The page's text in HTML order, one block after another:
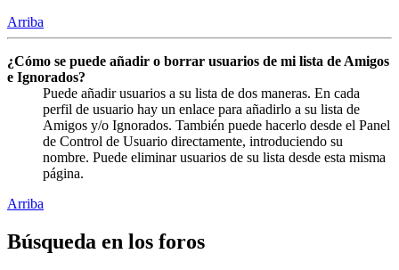
Arriba
¿Cómo se puede añadir o borrar usuarios de mi lista de Amigos
e Ignorados?
Puede añadir usuarios a su lista de dos maneras. En cada
perfil de usuario hay un enlace para añadirlo a su lista de
Amigos y/o Ignorados. También puede hacerlo desde el Panel
de Control de Usuario directamente, introduciendo su
nombre. Puede eliminar usuarios de su lista desde esta misma
página.
Arriba
Búsqueda en los foros